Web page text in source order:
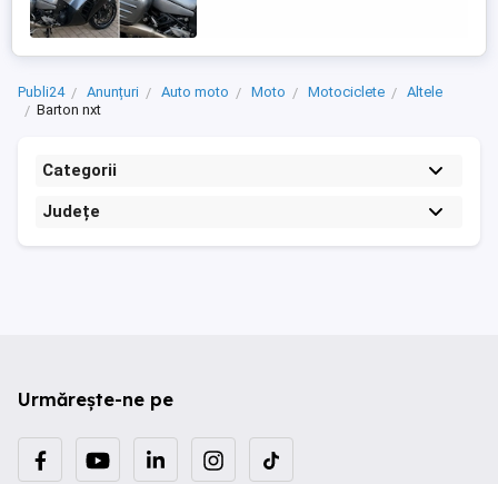
Publi24 Anunțuri Auto moto Moto Motociclete
Altele
Barton nxt
Categorii
Județe
Urmărește-ne pe